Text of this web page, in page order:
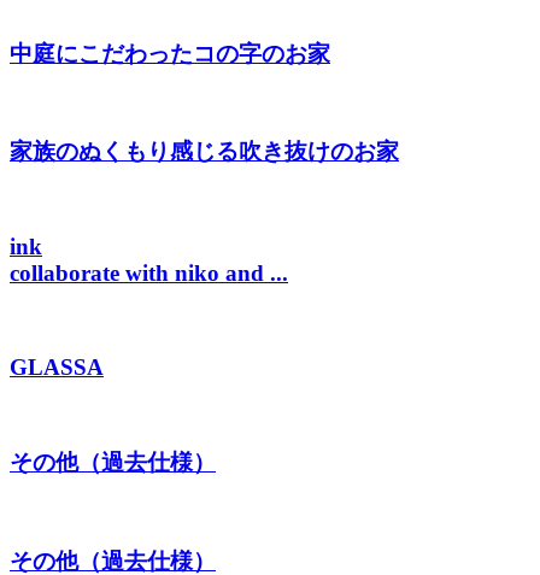
中庭にこだわったコの字のお家
家族のぬくもり感じる吹き抜けのお家
ink
collaborate with niko and ...
GLASSA
その他（過去仕様）
その他（過去仕様）